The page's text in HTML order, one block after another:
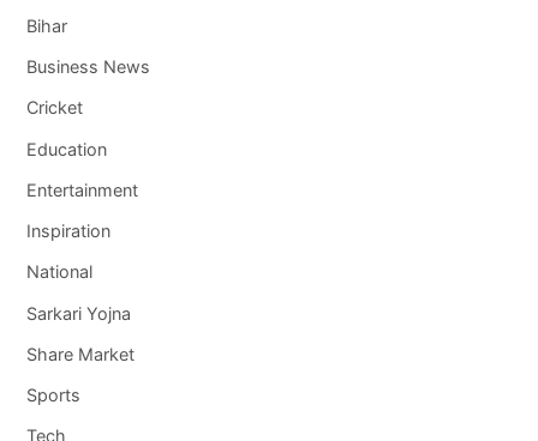
Bihar
Business News
Cricket
Education
Entertainment
Inspiration
National
Sarkari Yojna
Share Market
Sports
Tech